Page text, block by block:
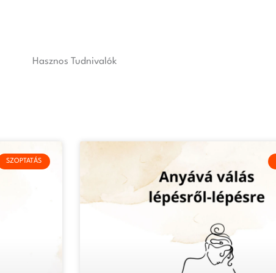
Hasznos Tudnivalók
SZOPTATÁS